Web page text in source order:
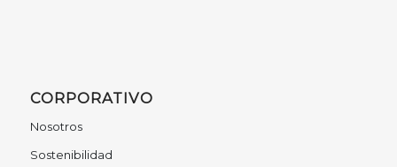
CORPORATIVO
Nosotros
Sostenibilidad